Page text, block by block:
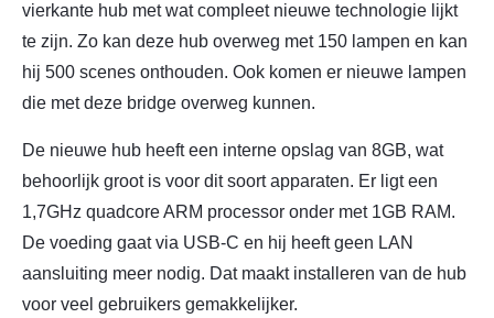
vierkante hub met wat compleet nieuwe technologie lijkt
te zijn. Zo kan deze hub overweg met 150 lampen en kan
hij 500 scenes onthouden. Ook komen er nieuwe lampen
die met deze bridge overweg kunnen.
De nieuwe hub heeft een interne opslag van 8GB, wat
behoorlijk groot is voor dit soort apparaten. Er ligt een
1,7GHz quadcore ARM processor onder met 1GB RAM.
De voeding gaat via USB-C en hij heeft geen LAN
aansluiting meer nodig. Dat maakt installeren van de hub
voor veel gebruikers gemakkelijker.